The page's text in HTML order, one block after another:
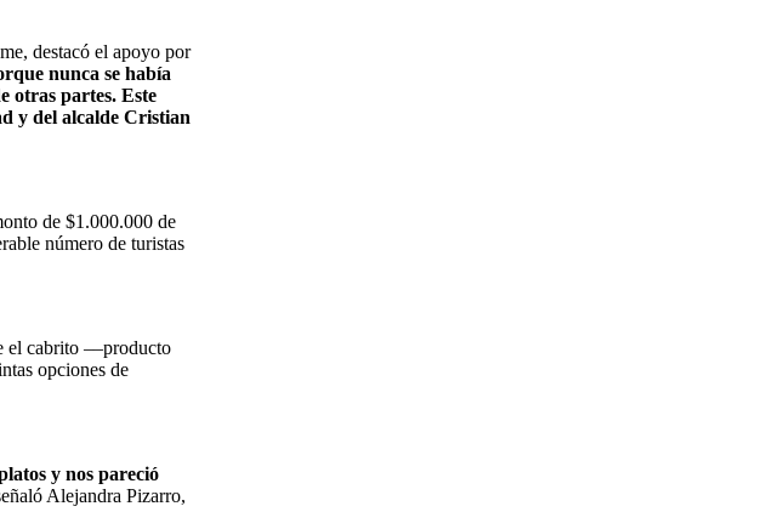
destacó el apoyo por
nunca se había
otras partes. Este
y del alcalde Cristian
de $1.000.000 de
número de turistas
el cabrito ––producto
opciones de
y nos pareció
Alejandra Pizarro,